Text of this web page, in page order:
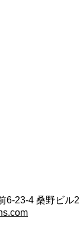
6-23-4 桑野ビル2